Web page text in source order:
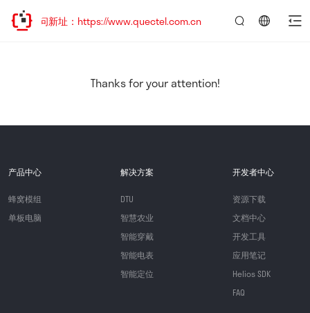
欢迎访问新址：https://www.quectel.com.cn
Thanks for your attention!
产品中心
蜂窝模组
单板电脑
解决方案
DTU
智慧农业
智能穿戴
智能电表
智能定位
开发者中心
资源下载
文档中心
开发工具
应用笔记
Helios SDK
FAQ